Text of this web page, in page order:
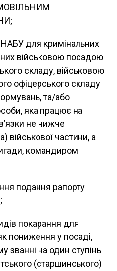
НАБУ для кримінальних
військовою посадою
складу, військовою
офіцерського складу
та/або
яка працює на
не нижче
військової частини, а
командиром
подання рапорту
покарання для
пониження у посаді,
званні на один ступінь
(старшинського)